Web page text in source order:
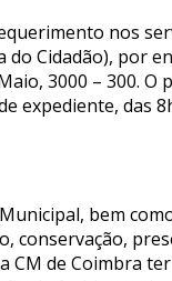
nos
Cidadão), por
3000 – 300. O
expediente, das
bem
conservação,
CM de Coimbra